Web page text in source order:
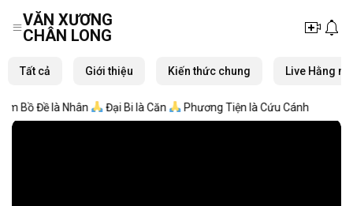
VĂN XƯƠNG
CHÂN LONG
Tất cả Giới thiệu Kiến thức chung Live Hằng
Bồ Đề là Nhân Đại Bi là Căn Phương Tiện là Cứu Cánh